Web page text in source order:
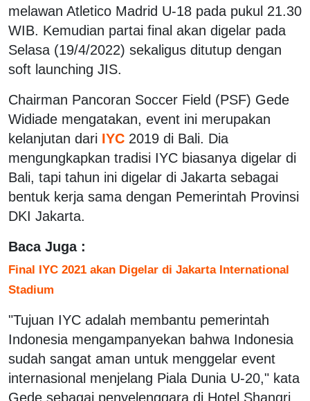
melawan Atletico Madrid U-18 pada pukul 21.30
WIB. Kemudian partai final akan digelar pada
Selasa (19/4/2022) sekaligus ditutup dengan
soft launching JIS.
Chairman Pancoran Soccer Field (PSF) Gede
Widiade mengatakan, event ini merupakan
kelanjutan dari IYC 2019 di Bali. Dia
mengungkapkan tradisi IYC biasanya digelar di
Bali, tapi tahun ini digelar di Jakarta sebagai
bentuk kerja sama dengan Pemerintah Provinsi
DKI Jakarta.
Baca Juga :
Final IYC 2021 akan Digelar di Jakarta International
Stadium
"Tujuan IYC adalah membantu pemerintah
Indonesia mengampanyekan bahwa Indonesia
sudah sangat aman untuk menggelar event
internasional menjelang Piala Dunia U-20," kata
Gede sebagai penyelenggara di Hotel Shangri